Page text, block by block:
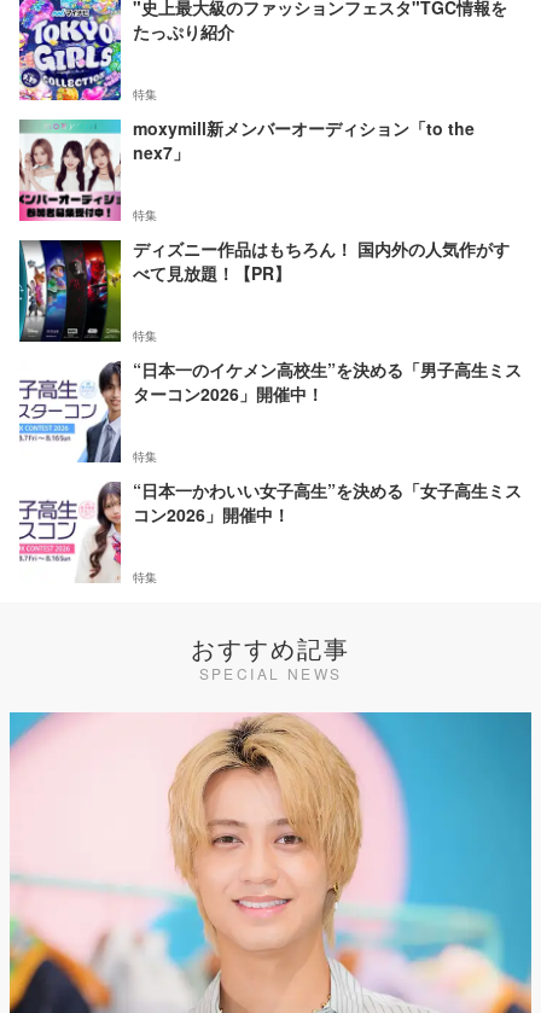
"史上最大級のファッションフェスタ"TGC情報を
たっぷり紹介
特集
moxymill新メンバーオーディション「to the
nex7」
特集
ディズニー作品はもちろん！ 国内外の人気作がす
べて見放題！【PR】
特集
“日本一のイケメン高校生”を決める「男子高生ミス
ターコン2026」開催中！
特集
“日本一かわいい女子高生”を決める「女子高生ミス
コン2026」開催中！
特集
おすすめ記事
SPECIAL NEWS